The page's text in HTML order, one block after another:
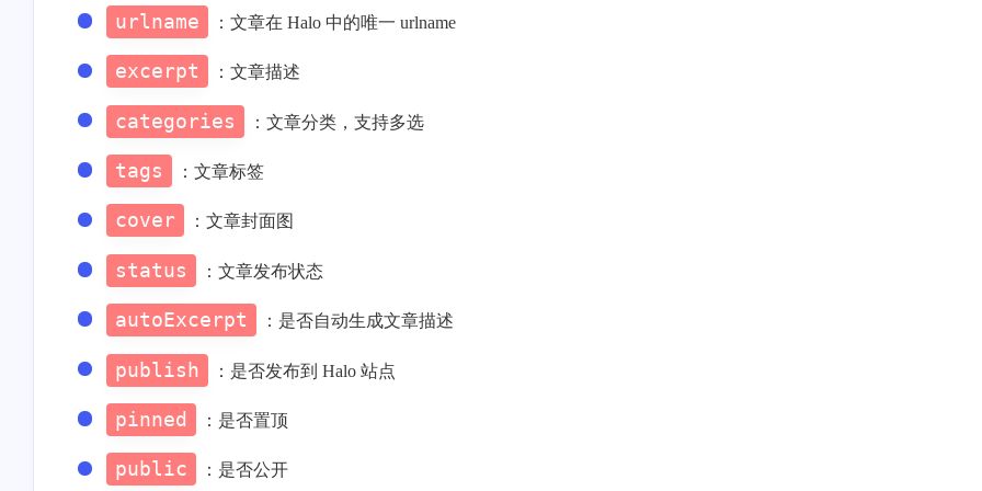
urlname ：文章在 Halo 中的唯一 urlname
excerpt ：文章描述
categories ：文章分类，支持多选
tags ：文章标签
cover ：文章封面图
status ：文章发布状态
autoExcerpt ：是否自动生成文章描述
publish ：是否发布到 Halo 站点
pinned ：是否置顶
public ：是否公开